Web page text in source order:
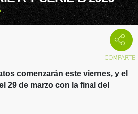
comenzarán este viernes, y el
29 de marzo con la final del